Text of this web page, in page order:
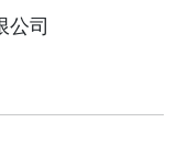
公司